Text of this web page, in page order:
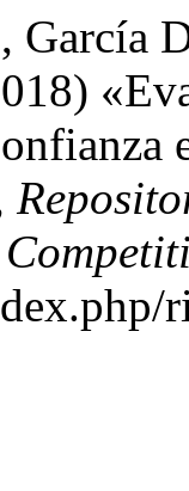
García